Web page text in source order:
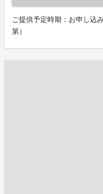
ご提供予定時期：お申し込
第）